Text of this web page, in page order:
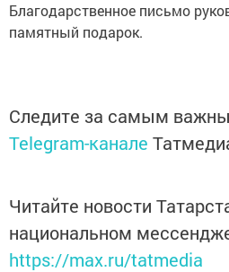
Благодарственное письмо
памятный подарок.
Следите за самым
Telegram-канале
Читайте новости
национальном
https://max.ru/tatmedia